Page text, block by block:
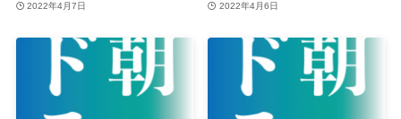
2022年4月7日 2022年4月6日